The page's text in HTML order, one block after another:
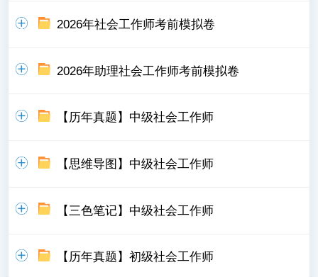
2026年社会工作师考前模拟卷
2026年助理社会工作师考前模拟卷
【历年真题】中级社会工作师
【思维导图】中级社会工作师
【三色笔记】中级社会工作师
【历年真题】初级社会工作师